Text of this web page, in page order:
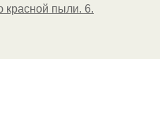
красной пыли. 6.